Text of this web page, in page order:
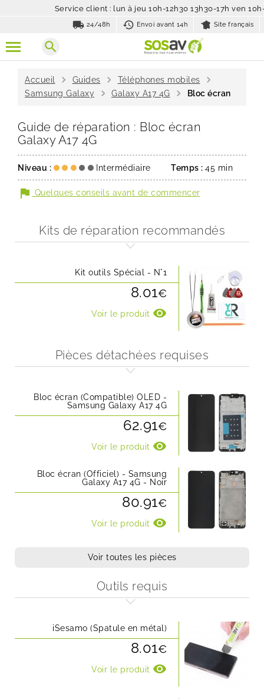
Service client : lun à jeu 10h-12h30 13h30-17h ven
local_shipping 24/48h history_toggle_off
Envoi avant 14h Site français
search
Accueil chevron_right Guides chevron_right Téléphones mobiles chevron_right
Samsung Galaxy chevron_right Galaxy A17 4G chevron_right Bloc écran
Guide de réparation : Bloc écran
Galaxy A17 4G
Niveau : Intermédiaire Temps : 45 min
flag Quelques conseils avant de commencer
Kits de réparation recommandés
Kit outils Spécial - N°1
8.01€
Voir le produit visibility
Pièces détachées requises
Bloc écran (Compatible) OLED -
Samsung Galaxy A17 4G
62.91€
Voir le produit visibility
Bloc écran (Officiel) - Samsung
Galaxy A17 4G - Noir
80.91€
Voir le produit visibility
Voir toutes les pièces
Outils requis
iSesamo (Spatule en métal)
8.01€
Voir le produit visibility